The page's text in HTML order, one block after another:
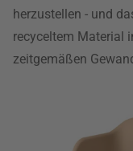
herzustellen - und
recyceltem Material
zeitgemäßen